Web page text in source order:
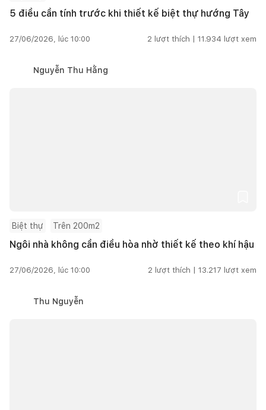
5 điều cần tính trước khi thiết kế biệt thự hướng Tây
27/06/2026, lúc 10:00 2 lượt thích | 11.934 lượt xem
Nguyễn Thu Hằng
Biệt thự Trên 200m2
Ngôi nhà không cần điều hòa nhờ thiết kế theo khí hậu
27/06/2026, lúc 10:00 2 lượt thích | 13.217 lượt xem
Thu Nguyễn